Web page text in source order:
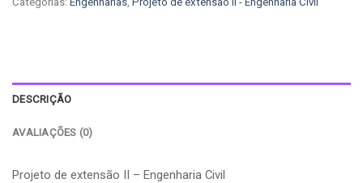
DESCRIÇÃO
AVALIAÇÕES (0)
Projeto de extensão II – Engenharia Civil